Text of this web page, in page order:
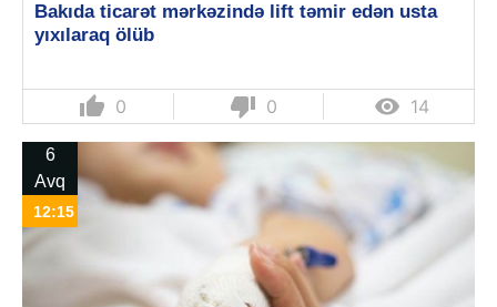
Bakıda ticarət mərkəzində lift təmir edən usta
yıxılaraq ölüb
thumb_up 0 thumb_down 0  14
6
Avq
12:15